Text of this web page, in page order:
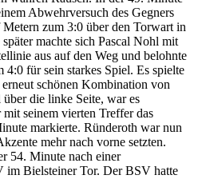
Abwehrversuch des Gegners
zum 3:0 über den Torwart in
machte sich Pascal Nohl mit
aus auf den Weg und belohnte
4:0 für sein starkes Spiel. Es spielte
schönen Kombination von
die linke Seite, war es
seinem vierten Treffer das
markierte. Ründeroth war nun
mehr nach vorne setzten.
54. Minute nach einer
im Bielsteiner Tor. Der BSV hatte